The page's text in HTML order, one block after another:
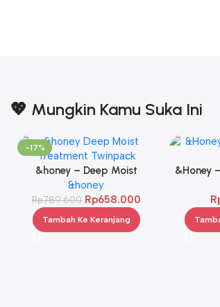
💖 Mungkin Kamu Suka Ini
-17%
&honey – Deep Moist
Treatment 445 g Twinpack
&honey
Rp789.600 Rp658.000
Tambah Ke Keranjang
&Honey